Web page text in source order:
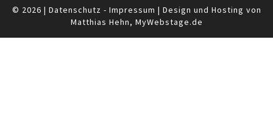
© 2026 | Datenschutz - Impressum | Design und Hosting von
Matthias Hehn, MyWebstage.de